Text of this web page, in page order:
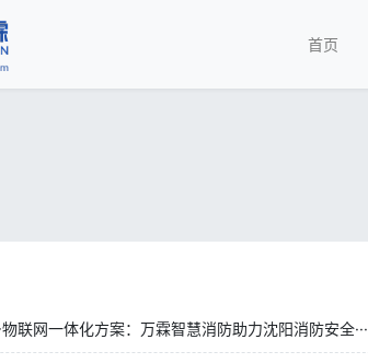
首页
联网一体化方案：万霖智慧消防助力沈阳消防安全···